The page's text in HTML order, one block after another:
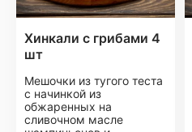
Хинкали с грибами 4
шт
Мешочки из тугого теста
с начинкой из
обжаренных на
сливочном масле